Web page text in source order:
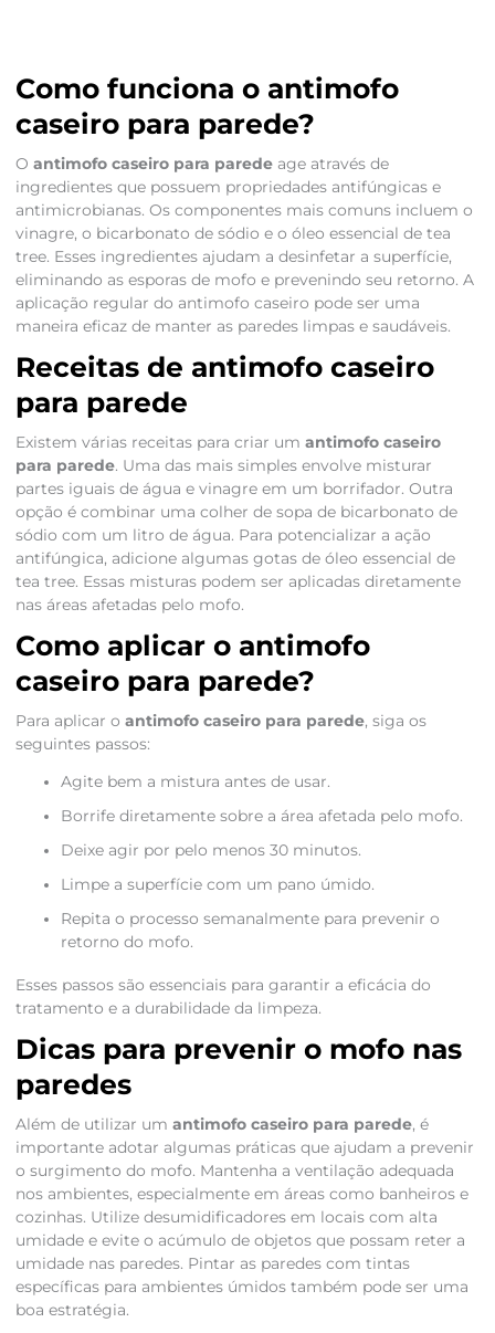
Como funciona o antimofo
caseiro para parede?
O antimofo caseiro para paredeage através de
ingredientes que possuem propriedades antifúngicas e
antimicrobianas. Os componentes mais comuns incluem o
vinagre, o bicarbonato de sódio e o óleo essencial de tea
tree. Esses ingredientes ajudam a desinfetar a superfície,
eliminando as esporas de mofo e prevenindo seu retorno. A
aplicação regular do antimofo caseiro pode ser uma
maneira eficaz de manter as paredes limpas e saudáveis.
Receitas de antimofo caseiro
para parede
Existem várias receitas para criar um antimofo caseiro
para parede. Uma das mais simples envolve misturar
partes iguais de água e vinagre em um borrifador. Outra
opção é combinar uma colher de sopa de bicarbonato de
sódio com um litro de água. Para potencializar a ação
antifúngica, adicione algumas gotas de óleo essencial de
tea tree. Essas misturas podem ser aplicadas diretamente
nas áreas afetadas pelo mofo.
Como aplicar o antimofo
caseiro para parede?
Para aplicar o antimofo caseiro para parede, siga os
seguintes passos:
Agite bem a mistura antes de usar.
Borrife diretamente sobre a área afetada pelo mofo.
Deixe agir por pelo menos 30 minutos.
Limpe a superfície com um pano úmido.
Repita o processo semanalmente para prevenir o
retorno do mofo.
Esses passos são essenciais para garantir a eficácia do
tratamento e a durabilidade da limpeza.
Dicas para prevenir o mofo nas
paredes
Além de utilizar um antimofo caseiro para parede, é
importante adotar algumas práticas que ajudam a prevenir
o surgimento do mofo. Mantenha a ventilação adequada
nos ambientes, especialmente em áreas como banheiros e
cozinhas. Utilize desumidificadores em locais com alta
umidade e evite o acúmulo de objetos que possam reter a
umidade nas paredes. Pintar as paredes com tintas
específicas para ambientes úmidos também pode ser uma
boa estratégia.